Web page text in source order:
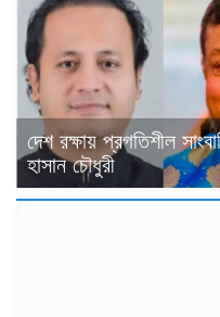
দেশ রক্ষায় প্রগতিশীল
হাসান চৌধুরী